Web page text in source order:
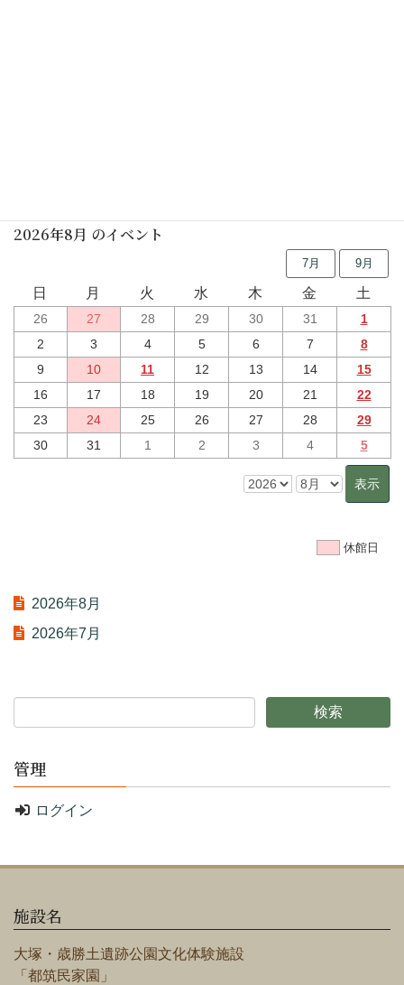
2026年8月 のイベント
7月 9月
日 月 火 水 木 金 土
26 27 28 29 30 31
1
2
3 4 5 6 7
8
9
10 11 12 13 14
15
16
17 18 19 20 21
22
23
24 25 26 27 28
29
30
31 1 2 3 4 5
休館日
2026年8月
2026年7月
管理
ログイン
施設名
大塚・歳勝土遺跡公園文化体験施設
「都筑民家園」